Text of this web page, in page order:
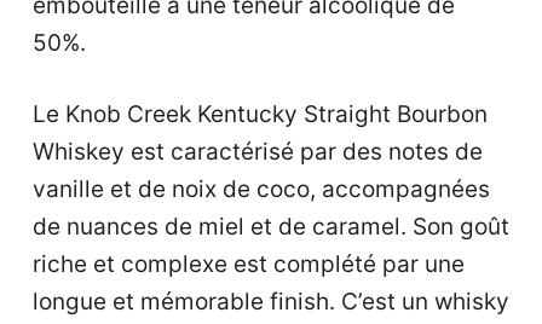
50%.
Le Knob Creek Kentucky Straight Bourbon
Whiskey est caractérisé par des notes de
vanille et de noix de coco, accompagnées
de nuances de miel et de caramel. Son goût
riche et complexe est complété par une
longue et mémorable finish. C’est un whisky